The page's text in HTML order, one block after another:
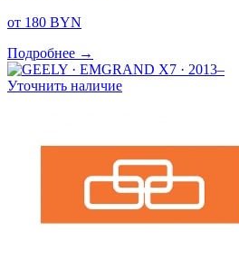
от 180 BYN
Подробнее →
Уточнить наличие